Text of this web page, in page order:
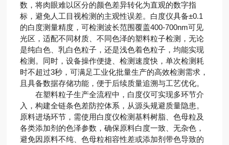
数，将肉眼难以区分的颜色差异转化为直观的数字指
标，避免人工目视检测的主观性误差。白度仪具备±0.1
的白度测量精度，可检测波长范围覆盖400-700nm可见
光区，适配不同材质、不同色泽的塑料粒子检测，无论
是纯白色、乳白色粒子，还是浅色着色粒子，均能实现
检测。同时，设备操作便捷、检测速度快，单次检测耗
时不超过3秒，可满足工业化批量生产的高效检测需求，
且具备数据存储功能，便于后续质量追溯与工艺优化。
在塑料粒子生产全流程中，白度仪可实现多环节介
入，构建全链条色差防控体系，从源头规避质量隐患。
原料进场环节，需使用白度仪检测基料树脂、色母粒及
各类添加剂的色泽参数，确保原料白度一致、无杂色，
避免因原料不纯、色母粒相容性差或添加剂带色导致的